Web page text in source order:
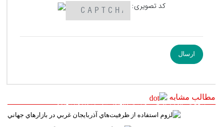
کد تصویری:
مطالب مشابه
لزوم استفاده از ظرفيت‌هاي آذربايجان غربي در بازارهاي جهاني
خبرنگاران در خط مقدم جنگ روايت‌ها هستند